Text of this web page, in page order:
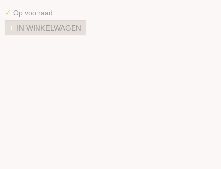
Alpine Merino/Alpaca mix
Tweed Merino / Viscose mix
✓ Op voorraad
IN WINKELWAGEN